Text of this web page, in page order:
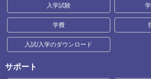
入学試験
学費
入試/入学のダウンロード
サポート